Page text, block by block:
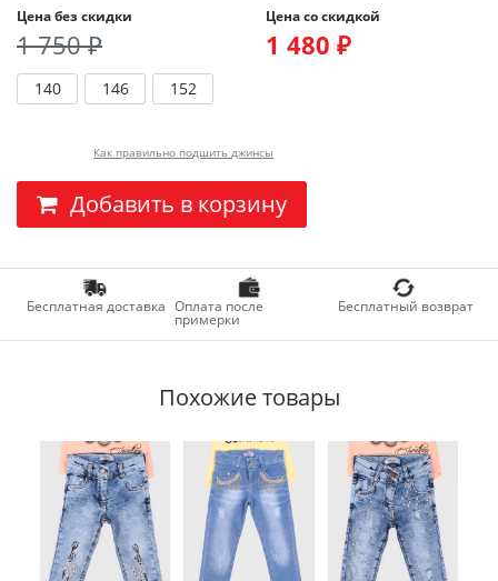
Цена без скидки
1 750 ₽
Цена со скидкой
1 480 ₽
140 146 152
Как правильно подшить джинсы
Добавить в корзину
Бесплатная доставка Оплата после
примерки
Бесплатный возврат
Похожие товары